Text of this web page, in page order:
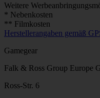
Weitere
* Nebenkosten
** Filmkosten
Herstellerangaben gemäß
Gamegear
Falk & Ross Group Europe
Ross-Str. 6